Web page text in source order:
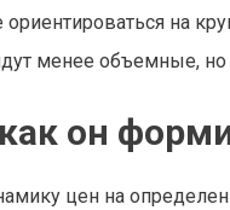
на
менее объемные,
он
цен на